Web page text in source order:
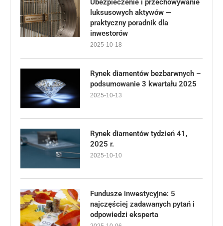
Ubezpieczenie i przechowywanie
luksusowych aktywów —
praktyczny poradnik dla
inwestorów
2025-10-18
Rynek diamentów bezbarwnych –
podsumowanie 3 kwartału 2025
2025-10-13
Rynek diamentów tydzień 41,
2025 r.
2025-10-10
Fundusze inwestycyjne: 5
najczęściej zadawanych pytań i
odpowiedzi eksperta